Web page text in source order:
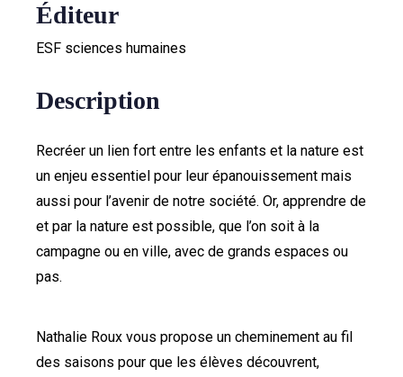
Éditeur
ESF sciences humaines
Description
Recréer un lien fort entre les enfants et la nature est
un enjeu essentiel pour leur épanouissement mais
aussi pour l’avenir de notre société. Or, apprendre de
et par la nature est possible, que l’on soit à la
campagne ou en ville, avec de grands espaces ou
pas.
Nathalie Roux vous propose un cheminement au fil
des saisons pour que les élèves découvrent,